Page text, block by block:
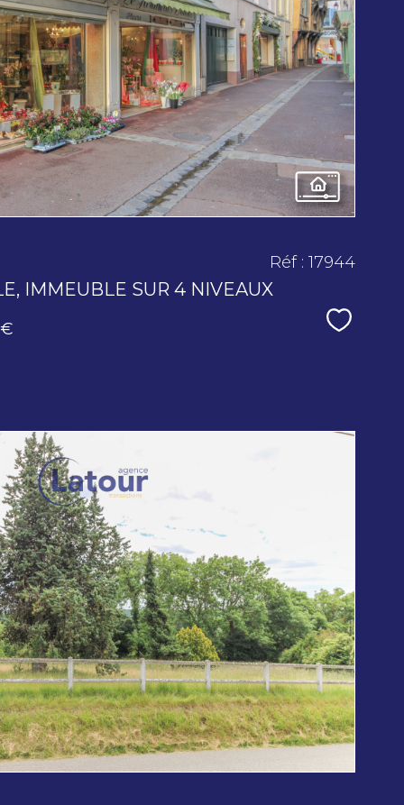
voir le
bien
IMMEUBLE SUR 4 NIVEAUX
Réf : 17944
voir le
bien